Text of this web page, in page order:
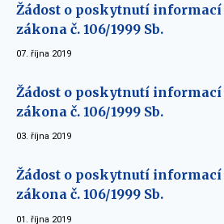
Žádost o poskytnutí informací
zákona č. 106/1999 Sb.
07. října 2019
Žádost o poskytnutí informací
zákona č. 106/1999 Sb.
03. října 2019
Žádost o poskytnutí
zákona č. 106/1999 Sb.
01. října 2019